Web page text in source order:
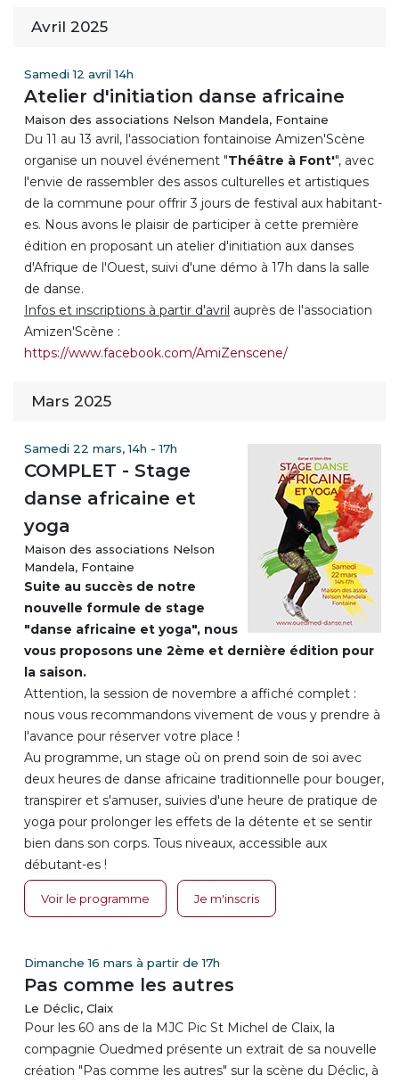
Avril 2025
Samedi 12 avril 14h
Atelier d'initiation danse africaine
Maison des associations Nelson Mandela, Fontaine
Du 11 au 13 avril, l'association fontainoise Amizen'Scène
organise un nouvel événement "Théâtre à Font'", avec
l'envie de rassembler des assos culturelles et artistiques
de la commune pour offrir 3 jours de festival aux habitant-
es. Nous avons le plaisir de participer à cette première
édition en proposant un atelier d'initiation aux danses
d'Afrique de l'Ouest, suivi d'une démo à 17h dans la salle
de danse.
Infos et inscriptions à partir d'avril auprès de l'association
Amizen'Scène :
https://www.facebook.com/AmiZenscene/
Mars 2025
Samedi 22 mars, 14h - 17h
COMPLET - Stage
danse africaine et
yoga
Maison des associations Nelson
Mandela, Fontaine
Suite au succès de notre
nouvelle formule de stage
"danse africaine et yoga", nous
vous proposons une 2ème et dernière édition pour
la saison.
Attention, la session de novembre a affiché complet :
nous vous recommandons vivement de vous y prendre à
l'avance pour réserver votre place !
Au programme, un stage où on prend soin de soi avec
deux heures de danse africaine traditionnelle pour bouger,
transpirer et s'amuser, suivies d'une heure de pratique de
yoga pour prolonger les effets de la détente et se sentir
bien dans son corps. Tous niveaux, accessible aux
débutant-es !
Voir le programme Je m'inscris
Dimanche 16 mars à partir de 17h
Pas comme les autres
Le Déclic, Claix
Pour les 60 ans de la MJC Pic St Michel de Claix, la
compagnie Ouedmed présente un extrait de sa nouvelle
création "Pas comme les autres" sur la scène du Déclic, à